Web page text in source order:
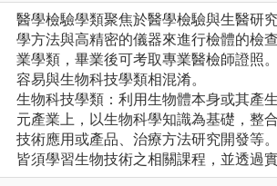
醫學檢驗學類聚焦於醫學檢驗與生醫研
學方法與高精密的儀器來進行檢體的檢
業學類，畢業後可考取專業醫檢師證照。
容易與生物科技學類相混淆。
生物科技學類：利用生物體本身或其產
元產業上，以生物科學知識為基礎，整
技術應用或產品、治療方法研究開發等。
皆須學習生物技術之相關課程，並透過